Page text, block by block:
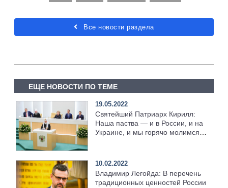
Все новости раздела
ЕЩЕ НОВОСТИ ПО ТЕМЕ
19.05.2022
Святейший Патриарх Кирилл:
Наша паства — и в России, и на
Украине, и мы горячо молимся о
10.02.2022
Владимир Легойда: В перечень
традиционных ценностей России